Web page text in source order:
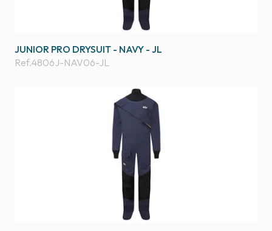
JUNIOR PRO DRYSUIT - NAVY - JL
Ref.4806J-NAV06-JL